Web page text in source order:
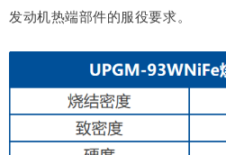
发动机热端部件的服役要求。